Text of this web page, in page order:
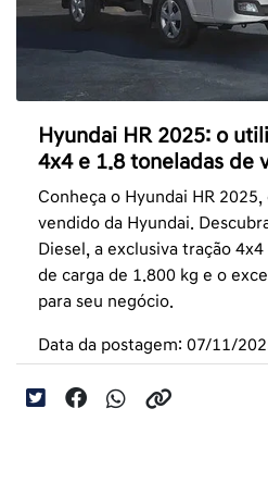
Hyundai HR 2025: o
4x4 e 1.8 toneladas de
Conheça o Hyundai HR
vendido da Hyundai.
Diesel, a exclusiva tração
de carga de 1.800 kg e o
para seu negócio.
Data da postagem: 07/11/